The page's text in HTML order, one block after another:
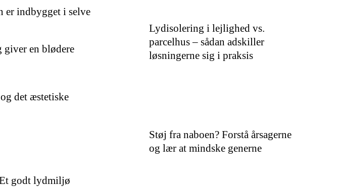
er indbygget i selve
giver en blødere
det æstetiske
godt lydmiljø
Lydisolering i lejlighed vs.
parcelhus – sådan adskiller
løsningerne sig i praksis
Støj fra naboen? Forstå årsagerne
og lær at mindske generne